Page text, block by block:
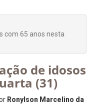
com 65 anos nesta
de idosos
(31)
Ronylson Marcelino da